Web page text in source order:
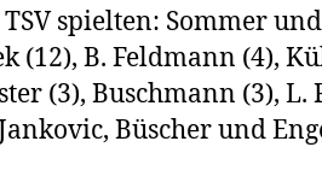
spielten: Sommer
(12), B. Feldmann (4),
(3), Buschmann (3), L.
Büscher und